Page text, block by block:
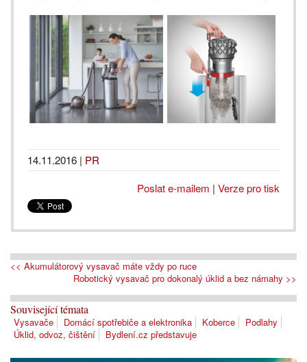
14.11.2016 | PR
Poslat e-mailem | Verze pro tisk
<< Akumulátorový vysavač máte vždy po ruce
Robotický vysavač pro dokonalý úklid a bez námahy >>
Související témata
Vysavače Domácí spotřebiče a elektronika Koberce
Podlahy
Úklid, odvoz, čištění
Bydlení.cz představuje